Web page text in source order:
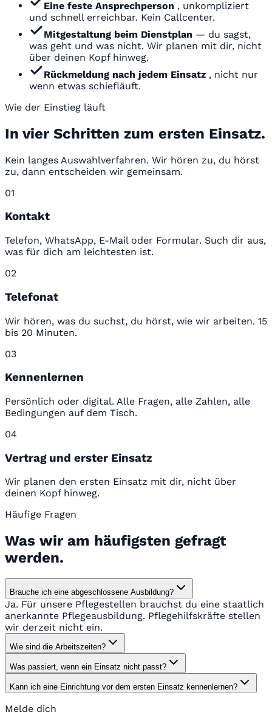
Eine feste Ansprechperson , unkompliziert
und schnell erreichbar. Kein Callcenter.
Mitgestaltung beim Dienstplan — du sagst,
was geht und was nicht. Wir planen mit dir, nicht
über deinen Kopf hinweg.
Rückmeldung nach jedem Einsatz , nicht nur
wenn etwas schiefläuft.
Wie der Einstieg läuft
In vier Schritten zum ersten Einsatz.
Kein langes Auswahlverfahren. Wir hören zu, du hörst
zu, dann entscheiden wir gemeinsam.
01
Kontakt
Telefon, WhatsApp, E-Mail oder Formular. Such dir aus,
was für dich am leichtesten ist.
02
Telefonat
Wir hören, was du suchst, du hörst, wie wir arbeiten. 15
bis 20 Minuten.
03
Kennenlernen
Persönlich oder digital. Alle Fragen, alle Zahlen, alle
Bedingungen auf dem Tisch.
04
Vertrag und erster Einsatz
Wir planen den ersten Einsatz mit dir, nicht über
deinen Kopf hinweg.
Häufige Fragen
Was wir am häufigsten gefragt
werden.
Brauche ich eine abgeschlossene Ausbildung?
Ja. Für unsere Pflegestellen brauchst du eine staatlich
anerkannte Pflegeausbildung. Pflegehilfskräfte stellen
wir derzeit nicht ein.
Wie sind die Arbeitszeiten?
Was passiert, wenn ein Einsatz nicht passt?
Kann ich eine Einrichtung vor dem ersten Einsatz kennenlernen?
Melde dich